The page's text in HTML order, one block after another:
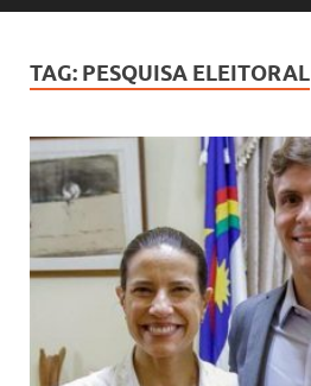
TAG: PESQUISA ELEITORAL